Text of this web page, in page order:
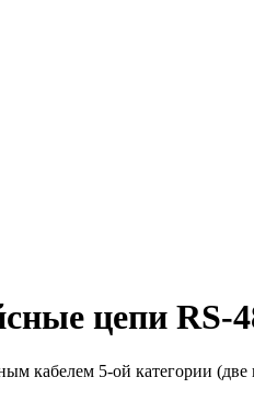
цепи RS-
кабелем 5-ой категории